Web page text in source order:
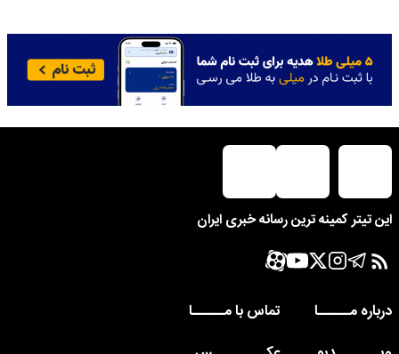
این تیتر کمینه ترین رسانه خبری ایران
درباره مــــــا
تماس با مــــــا